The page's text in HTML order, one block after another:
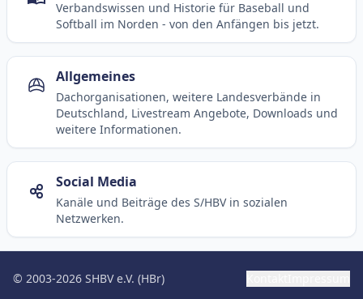
Verbandswissen und Historie für Baseball und
Softball im Norden - von den Anfängen bis jetzt.
Allgemeines
Dachorganisationen, weitere Landesverbände in
Deutschland, Livestream Angebote, Downloads und
weitere Informationen.
Social Media
Kanäle und Beiträge des S/HBV in sozialen
Netzwerken.
© 2003-2026 SHBV e.V. (HBr)